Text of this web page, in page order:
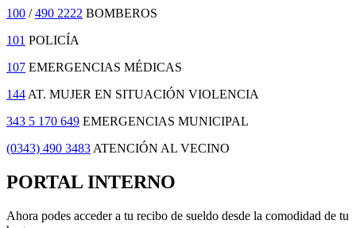
100 /490 2222 BOMBEROS
101 POLICÍA
107 EMERGENCIAS MÉDICAS
144 AT. MUJER EN SITUACIÓN VIOLENCIA
343 5 170 649 EMERGENCIAS MUNICIPAL
(0343) 490 3483 ATENCIÓN AL VECINO
PORTAL INTERNO
Ahora podes acceder a tu recibo de sueldo desde la comodidad de tu